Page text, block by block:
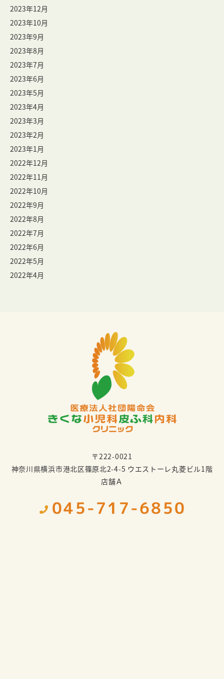
2023年12月
2023年10月
2023年9月
2023年8月
2023年7月
2023年6月
2023年5月
2023年4月
2023年3月
2023年2月
2023年1月
2022年12月
2022年11月
2022年10月
2022年9月
2022年8月
2022年7月
2022年6月
2022年5月
2022年4月
〒222-0021
神奈川県横浜市港北区篠原北2-4-5 ウエストーレ丸菱ビル1階
店舗Ａ
045-717-6850